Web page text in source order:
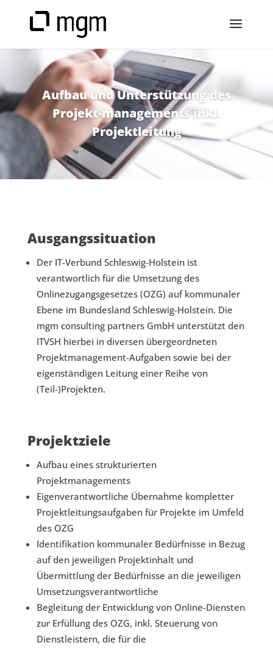
Aufbau und Unterstützung des
Projekt-managements inkl.
Projektleitung
Ausgangssituation
Der IT-Verbund Schleswig-Holstein ist
verantwortlich für die Umsetzung des
Onlinezugangsgesetzes (OZG) auf kommunaler
Ebene im Bundesland Schleswig-Holstein. Die
mgm consulting partners GmbH unterstützt den
ITVSH hierbei in diversen übergeordneten
Projektmanagement-Aufgaben sowie bei der
eigenständigen Leitung einer Reihe von
(Teil-)Projekten.
Projektziele
Aufbau eines strukturierten
Projektmanagements
Eigenverantwortliche Übernahme kompletter
Projektleitungsaufgaben für Projekte im Umfeld
des OZG
Identifikation kommunaler Bedürfnisse in Bezug
auf den jeweiligen Projektinhalt und
Übermittlung der Bedürfnisse an die jeweiligen
Umsetzungsverantwortliche
Begleitung der Entwicklung von Online-Diensten
zur Erfüllung des OZG, inkl. Steuerung von
Dienstleistern, die für die